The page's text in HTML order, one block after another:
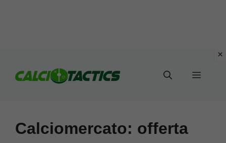
Menu
Calciomercato: offerta